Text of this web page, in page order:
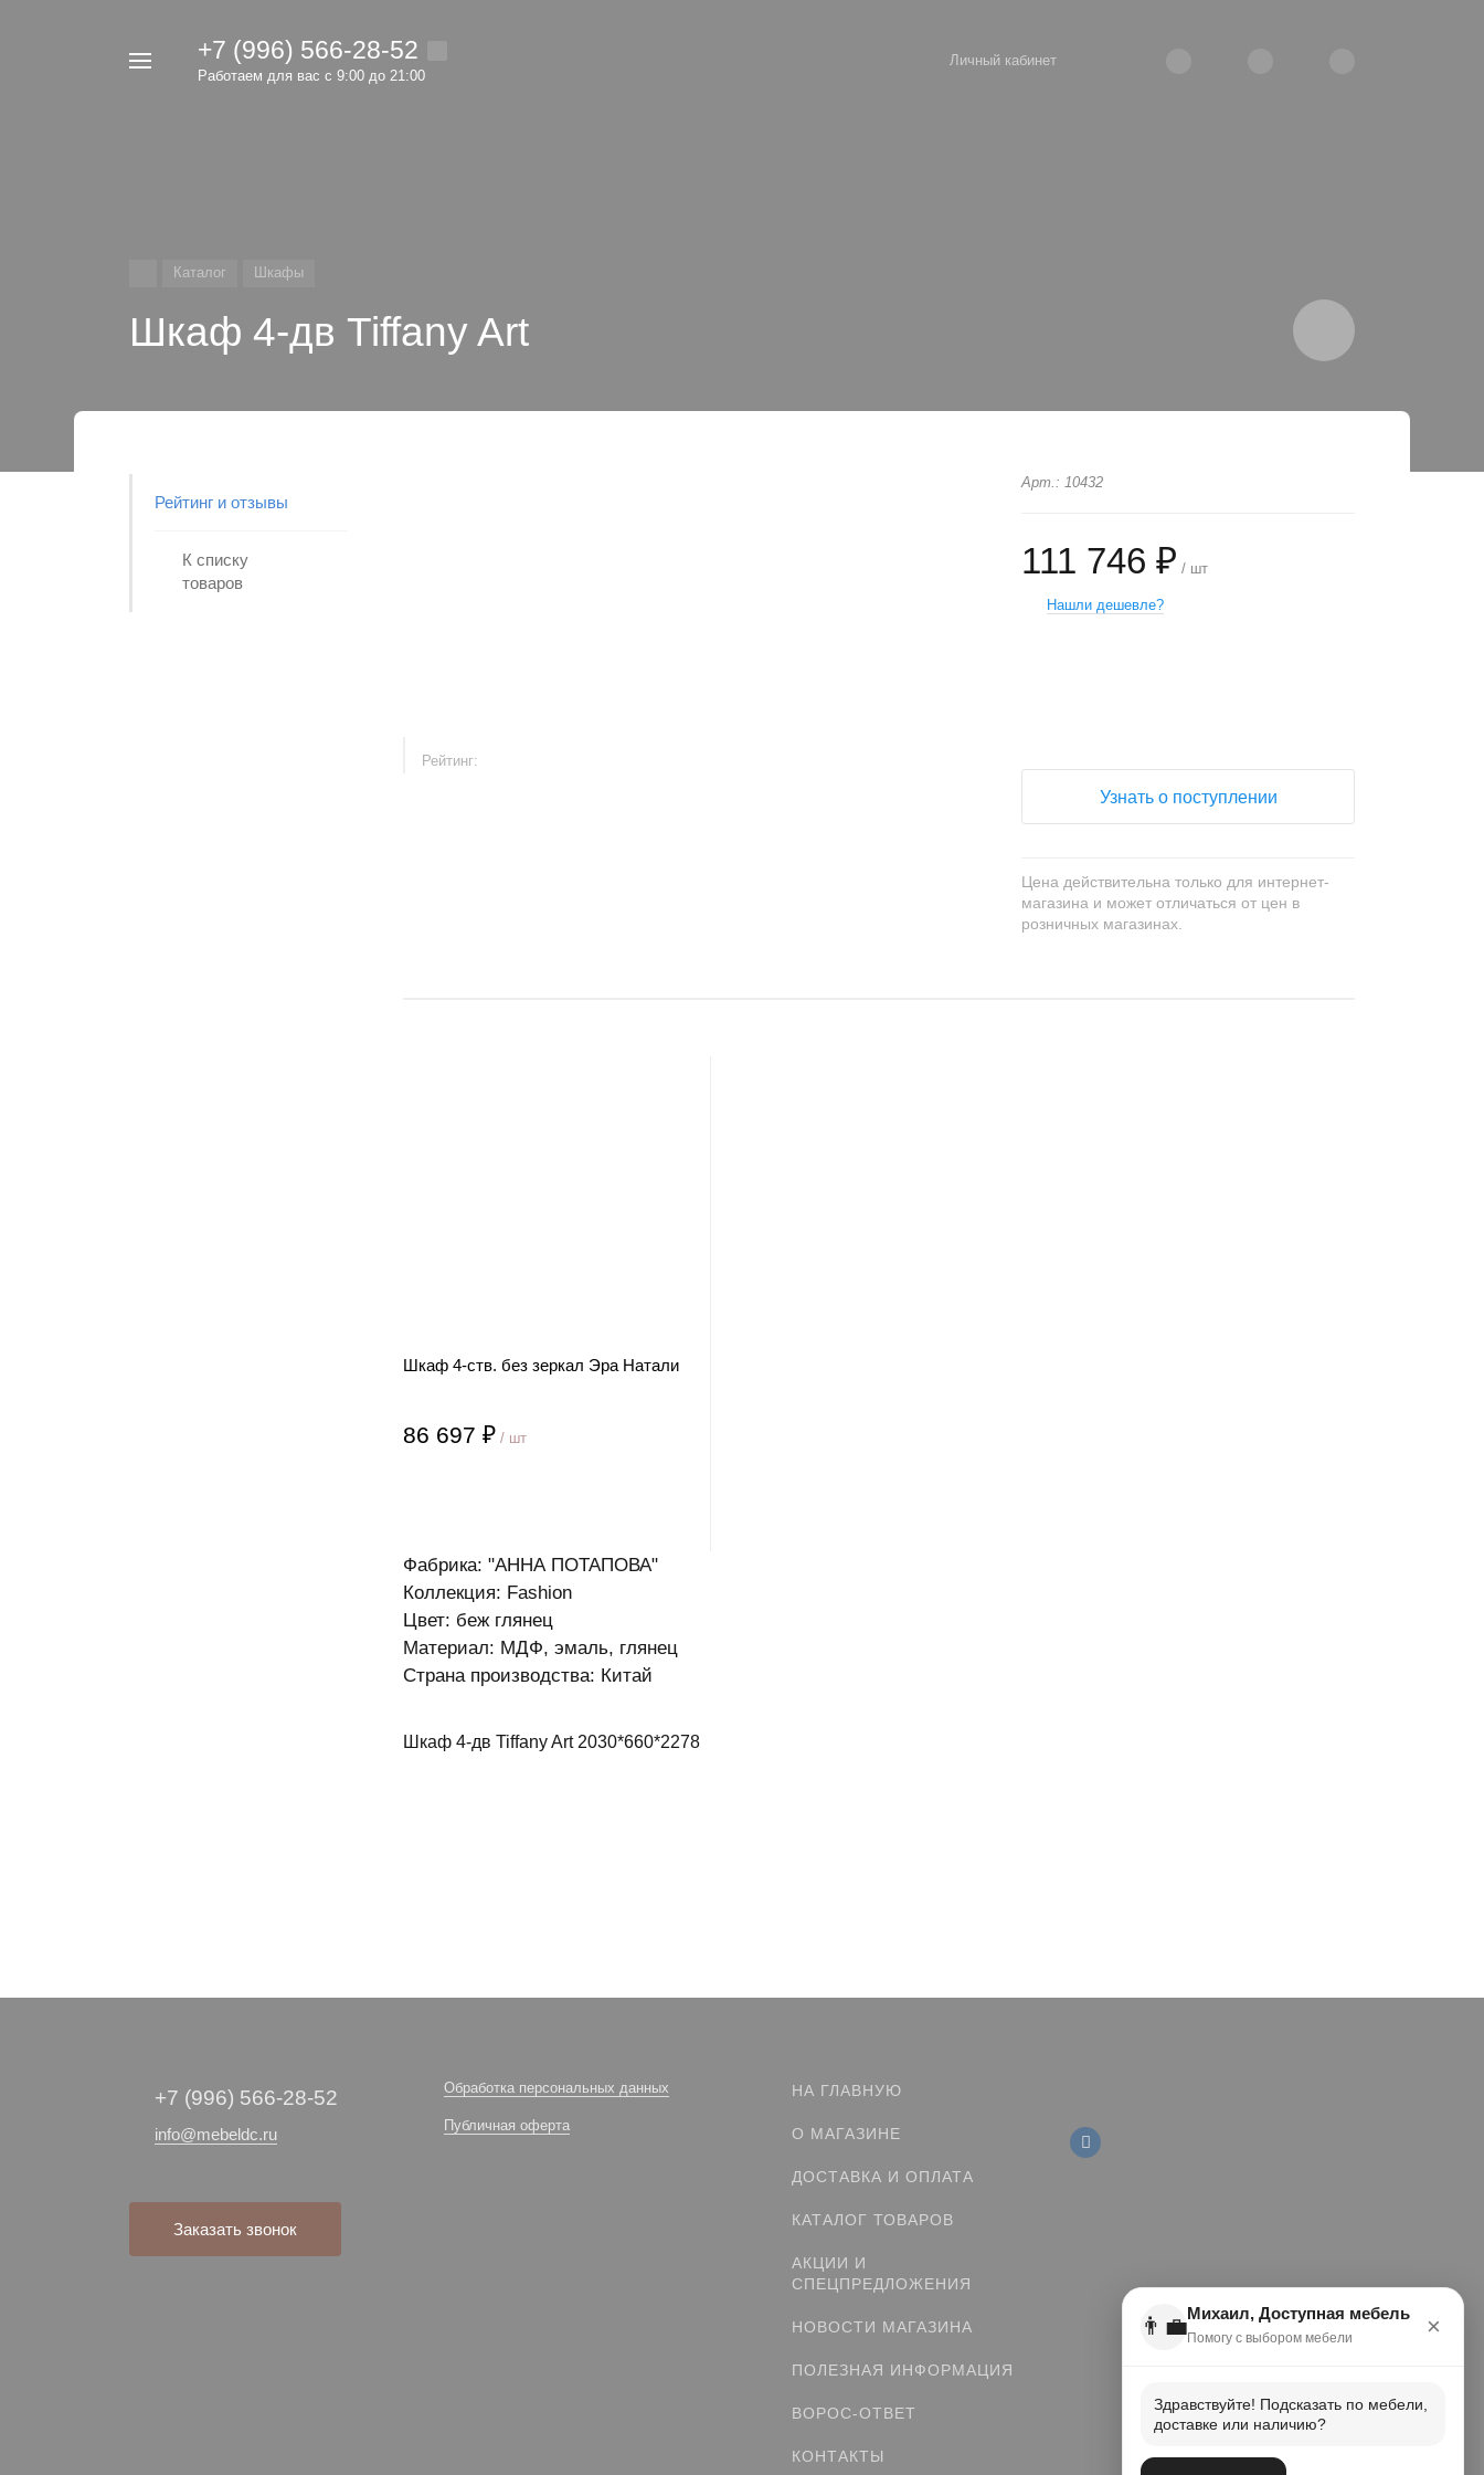
+7 (996) 566-28-52
Работаем для вас с 9:00 до 21:00
Личный кабинет
Каталог Шкафы
Шкаф 4-дв Tiffany Art
Рейтинг и отзывы
К списку
товаров
Рейтинг:
Арт.: 10432
111 746 ₽ / шт
Нашли дешевле?
Узнать о поступлении
Цена действительна только для интернет-
магазина и может отличаться от цен в
розничных магазинах.
Шкаф 4-ств. без зеркал Эра Натали
86 697 ₽ / шт
Фабрика: "АННА ПОТАПОВА"
Коллекция: Fashion
Цвет: беж глянец
Материал: МДФ, эмаль, глянец
Страна производства: Китай
Шкаф 4-дв Tiffany Art 2030*660*2278
+7 (996) 566-28-52
info@mebeldc.ru
Заказать звонок
Обработка персональных данных
Публичная оферта
НА ГЛАВНУЮ
О МАГАЗИНЕ
ДОСТАВКА И ОПЛАТА
КАТАЛОГ ТОВАРОВ
АКЦИИ И
СПЕЦПРЕДЛОЖЕНИЯ
НОВОСТИ МАГАЗИНА
ПОЛЕЗНАЯ ИНФОРМАЦИЯ
ВОРОС-ОТВЕТ
КОНТАКТЫ
👨‍💼Михаил, Доступная мебель
Помогу с выбором мебели ×
Здравствуйте! Подсказать по мебели,
доставке или наличию?